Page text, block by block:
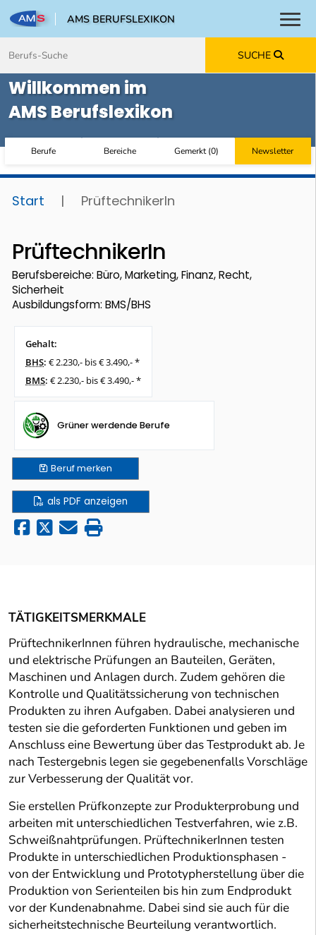
AMS BERUFSLEXIKON
SUCHE
Willkommen im
AMS Berufslexikon
Berufe Bereiche Gemerkt(0) Newsletter
Start | PrüftechnikerIn
PrüftechnikerIn
Berufsbereiche: Büro, Marketing, Finanz, Recht,
Sicherheit
Ausbildungsform: BMS/BHS
Gehalt:
BHS: € 2.230,- bis € 3.490,- *
BMS: € 2.230,- bis € 3.490,- *
Grüner werdende Berufe
Berufmerken
als PDF anzeigen
TÄTIGKEITSMERKMALE
PrüftechnikerInnen führen hydraulische, mechanische
und elektrische Prüfungen an Bauteilen, Geräten,
Maschinen und Anlagen durch. Zudem gehören die
Kontrolle und Qualitätssicherung von technischen
Produkten zu ihren Aufgaben. Dabei analysieren und
testen sie die geforderten Funktionen und geben im
Anschluss eine Bewertung über das Testprodukt ab. Je
nach Testergebnis legen sie gegebenenfalls Vorschläge
zur Verbesserung der Qualität vor.
Sie erstellen Prüfkonzepte zur Produkterprobung und
arbeiten mit unterschiedlichen Testverfahren, wie z.B.
Schweißnahtprüfungen. PrüftechnikerInnen testen
Produkte in unterschiedlichen Produktionsphasen -
von der Entwicklung und Prototypherstellung über die
Produktion von Serienteilen bis hin zum Endprodukt
vor der Kundenabnahme. Dabei sind sie auch für die
sicherheitstechnische Beurteilung verantwortlich.